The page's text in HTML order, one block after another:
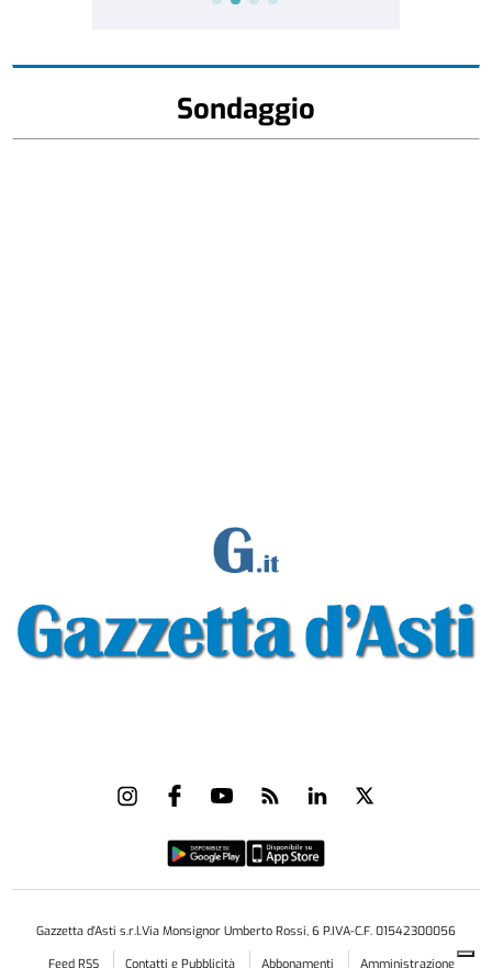
Sondaggio
Gazzetta d'Asti s.r.l.Via Monsignor Umberto Rossi, 6 P.IVA-C.F. 01542300056
Feed RSS
Contatti e Pubblicità Abbonamenti Amministrazione